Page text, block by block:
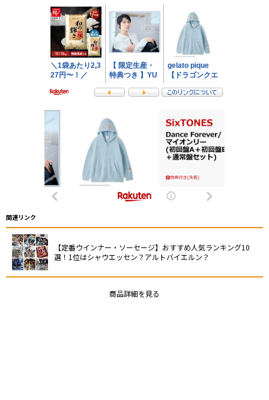
関連リンク
【定番ウインナー・ソーセージ】おすすめ人気ランキング10
選！1位はシャウエッセン？アルトバイエルン？
商品詳細を見る